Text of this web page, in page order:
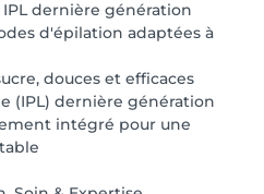
dernière génération
d'épilation adaptées à
douces et efficaces
(IPL) dernière génération
intégré pour une